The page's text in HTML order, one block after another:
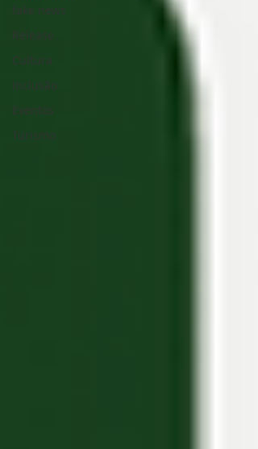
fake news
Release
Cultura
Inclusão
Eventos
Turismo